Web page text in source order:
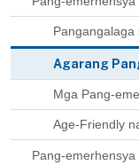
Pangangalaga
Agarang
Mga Pang-
Age-Friendly
Pang-